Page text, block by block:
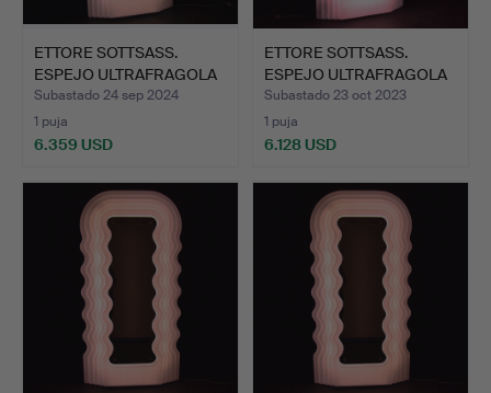
ETTORE SOTTSASS.
ESPEJO ULTRAFRAGOLA
POLTR…
Subastado 24 sep 2024
1 puja
6.359 USD
ETTORE SOTTSASS.
ESPEJO ULTRAFRAGOLA
POLTR…
Subastado 23 oct 2023
1 puja
6.128 USD